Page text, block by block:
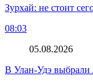
Зурхай: не стоит
08:03
05.08.2026
В Улан-Удэ